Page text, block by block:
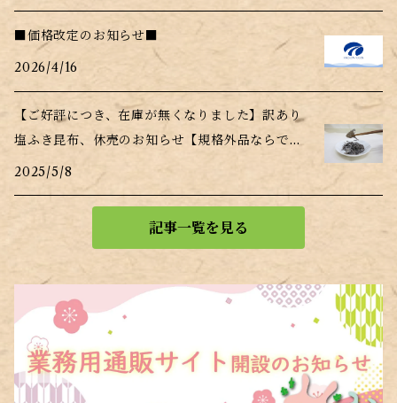
■価格改定のお知らせ■
2026/4/16
【ご好評につき、在庫が無くなりました】訳あり
塩ふき昆布、休売のお知らせ【規格外品ならでは
の事情】
2025/5/8
記事一覧を見る